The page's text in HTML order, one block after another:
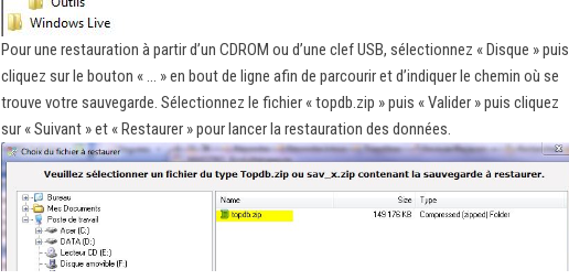
Pour une restauration à partir d’un CDROM ou d’une clef USB, sélectionnez « Disque » puis
cliquez sur le bouton « … » en bout de ligne afin de parcourir et d’indiquer le chemin où se
trouve votre sauvegarde. Sélectionnez le fichier « topdb.zip » puis « Valider » puis cliquez
sur « Suivant » et « Restaurer » pour lancer la restauration des données.